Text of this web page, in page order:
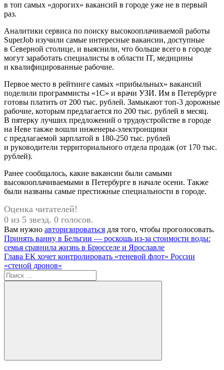
в топ самых «дорогих» вакансий в городе уже не в первый
раз.
Аналитики сервиса по поиску высокооплачиваемой работы
SuperJob изучили самые интересные вакансии, доступные
в Северной столице, и выяснили, что больше всего в городе
могут заработать специалисты в области IT, медицины
и квалифицированные рабочие.
Первое место в рейтинге самых «прибыльных» вакансий
поделили программисты «1С» и врачи УЗИ. Им в Петербурге
готовы платить от 200 тыс. рублей. Замыкают топ-3 дорожные
рабочие, которым предлагается по 200 тыс. рублей в месяц.
В пятерку лучших предложений о трудоустройстве в городе
на Неве также вошли инженеры-электронщики
с предлагаемой зарплатой в 180-250 тыс. рублей
и руководители территориального отдела продаж (от 170 тыс.
рублей).
Ранее сообщалось, какие вакансии были самыми
высокооплачиваемыми в Петербурге в начале осени. Также
были названы самые престижные специальности в городе.
Оценка читателей!
0 из 5 звезд. 0 голосов.
Вам нужно авторизироваться для того, чтобы проголосовать.
Навигация
по
записям
Предыдущая
запись:
Принять ванну в Бельгии — роскошь из-за стоимости воды:
семья сравнила жизнь в Брюсселе и Ярославле
Следующая
запись:
Глава ЕК хочет контролировать «теневой флот» России
«стеной дронов»
Поиск
для:
Поиск